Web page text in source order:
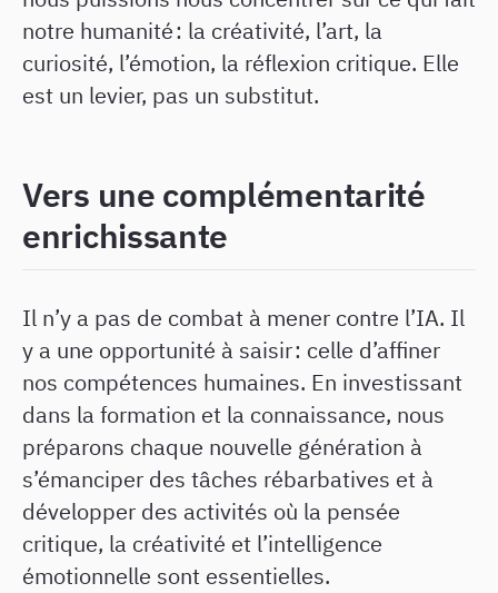
notre humanité : la créativité, l’art, la
curiosité, l’émotion, la réflexion critique. Elle
est un levier, pas un substitut.
Vers une complémentarité
enrichissante
Il n’y a pas de combat à mener contre l’IA. Il
y a une opportunité à saisir : celle d’affiner
nos compétences humaines. En investissant
dans la formation et la connaissance, nous
préparons chaque nouvelle génération à
s’émanciper des tâches rébarbatives et à
développer des activités où la pensée
critique, la créativité et l’intelligence
émotionnelle sont essentielles.